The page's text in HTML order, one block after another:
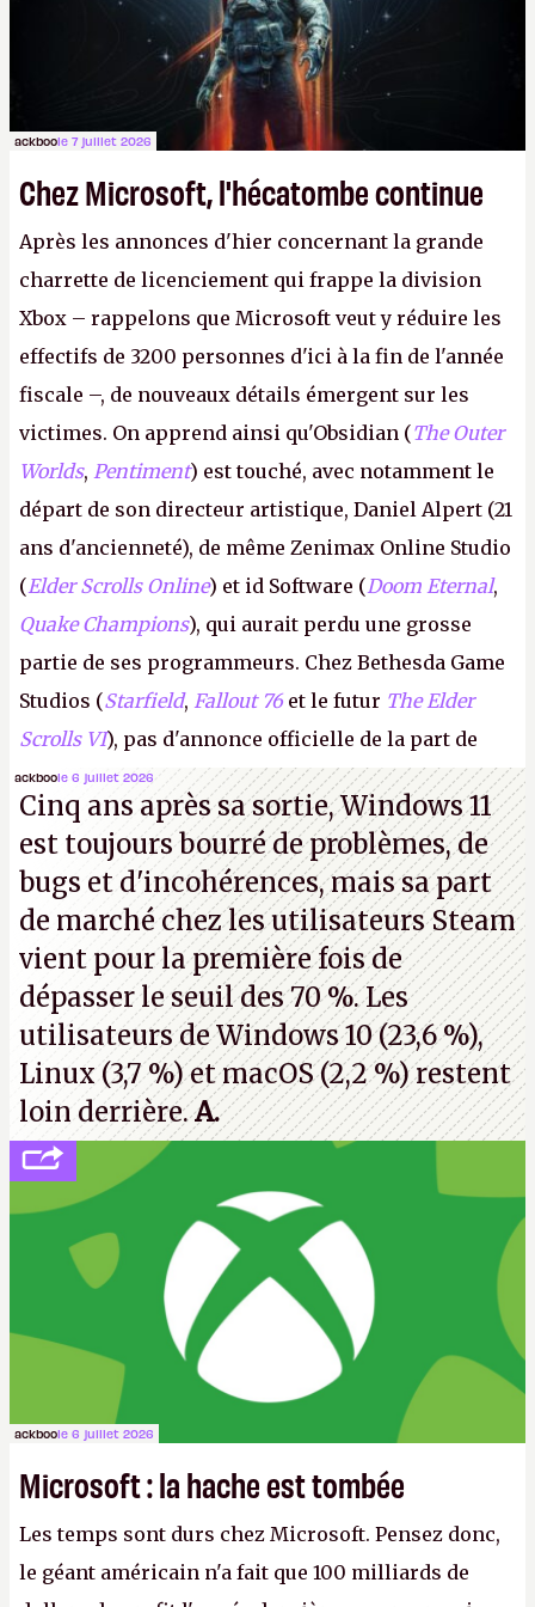
peut commencer à fantasmer.A.
ackboole 7 juillet 2026
Chez Microsoft, l'hécatombe continue
Après les annonces d'hier concernant la grande
charrette de licenciement qui frappe la division
Xbox – rappelons que Microsoft veut y réduire les
effectifs de 3200 personnes d'ici à la fin de l'année
fiscale –, de nouveaux détails émergent sur les
victimes. On apprend ainsi qu'Obsidian (The Outer
Worlds, Pentiment) est touché, avec notamment le
départ de son directeur artistique, Daniel Alpert (21
ans d'ancienneté), de même Zenimax Online Studio
(Elder Scrolls Online) et id Software (Doom Eternal,
Quake Champions), qui aurait perdu une grosse
partie de ses programmeurs. Chez Bethesda Game
Studios (Starfield, Fallout 76 et le futur The Elder
Scrolls VI), pas d'annonce officielle de la part de
Microsoft, mais le syndicat des employés confirme
de nombreux licenciements.A.
ackboole 6 juillet 2026
Cinq ans après sa sortie, Windows 11
est toujours bourré de problèmes, de
bugs et d'incohérences, mais sa part
de marché chez les utilisateurs Steam
vient pour la première fois de
dépasser le seuil des 70 %. Les
utilisateurs de Windows 10 (23,6 %),
Linux (3,7 %) et macOS (2,2 %) restent
loin derrière.A.
ackboole 6 juillet 2026
Microsoft : la hache est tombée
Les temps sont durs chez Microsoft. Pensez donc,
le géant américain n'a fait que 100 milliards de